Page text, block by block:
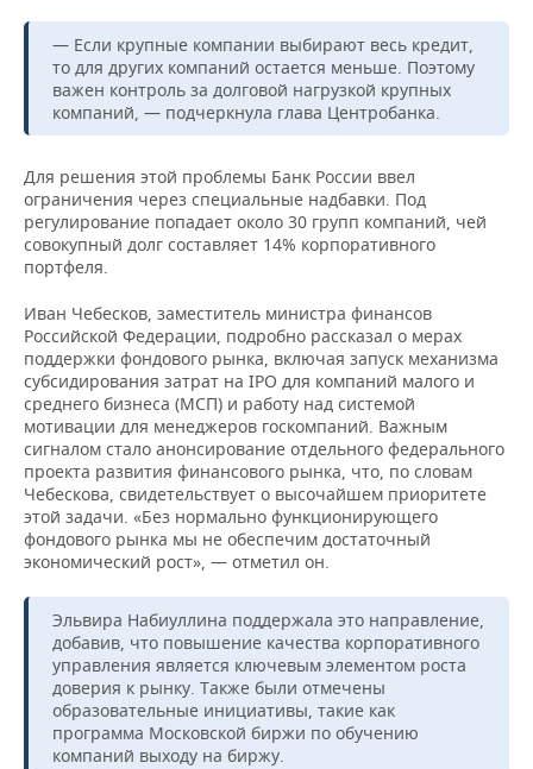
— Если крупные компании выбирают весь кредит,
то для других компаний остается меньше. Поэтому
важен контроль за долговой нагрузкой крупных
компаний, — подчеркнула глава Центробанка.
Для решения этой проблемы Банк России ввел
ограничения через специальные надбавки. Под
регулирование попадает около 30 групп компаний, чей
совокупный долг составляет 14% корпоративного
портфеля.
Иван Чебесков, заместитель министра финансов
Российской Федерации, подробно рассказал о мерах
поддержки фондового рынка, включая запуск механизма
субсидирования затрат на IPO для компаний малого и
среднего бизнеса (МСП) и работу над системой
мотивации для менеджеров госкомпаний. Важным
сигналом стало анонсирование отдельного федерального
проекта развития финансового рынка, что, по словам
Чебескова, свидетельствует о высочайшем приоритете
этой задачи. «Без нормально функционирующего
фондового рынка мы не обеспечим достаточный
экономический рост», — отметил он.
Эльвира Набиуллина поддержала это направление,
добавив, что повышение качества корпоративного
управления является ключевым элементом роста
доверия к рынку. Также были отмечены
образовательные инициативы, такие как
программа Московской биржи по обучению
компаний выходу на биржу.